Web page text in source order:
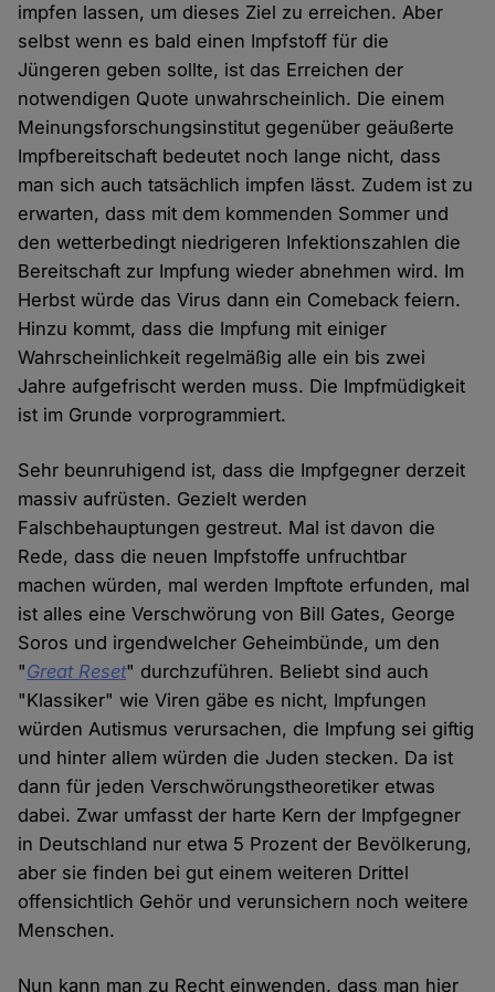
impfen lassen, um dieses Ziel zu erreichen. Aber
selbst wenn es bald einen Impfstoff für die
Jüngeren geben sollte, ist das Erreichen der
notwendigen Quote unwahrscheinlich. Die einem
Meinungsforschungsinstitut gegenüber geäußerte
Impfbereitschaft bedeutet noch lange nicht, dass
man sich auch tatsächlich impfen lässt. Zudem ist zu
erwarten, dass mit dem kommenden Sommer und
den wetterbedingt niedrigeren Infektionszahlen die
Bereitschaft zur Impfung wieder abnehmen wird. Im
Herbst würde das Virus dann ein Comeback feiern.
Hinzu kommt, dass die Impfung mit einiger
Wahrscheinlichkeit regelmäßig alle ein bis zwei
Jahre aufgefrischt werden muss. Die Impfmüdigkeit
ist im Grunde vorprogrammiert.
Sehr beunruhigend ist, dass die Impfgegner derzeit
massiv aufrüsten. Gezielt werden
Falschbehauptungen gestreut. Mal ist davon die
Rede, dass die neuen Impfstoffe unfruchtbar
machen würden, mal werden Impftote erfunden, mal
ist alles eine Verschwörung von Bill Gates, George
Soros und irgendwelcher Geheimbünde, um den
"Great Reset" durchzuführen. Beliebt sind auch
"Klassiker" wie Viren gäbe es nicht, Impfungen
würden Autismus verursachen, die Impfung sei giftig
und hinter allem würden die Juden stecken. Da ist
dann für jeden Verschwörungstheoretiker etwas
dabei. Zwar umfasst der harte Kern der Impfgegner
in Deutschland nur etwa 5 Prozent der Bevölkerung,
aber sie finden bei gut einem weiteren Drittel
offensichtlich Gehör und verunsichern noch weitere
Menschen.
Nun kann man zu Recht einwenden, dass man hier